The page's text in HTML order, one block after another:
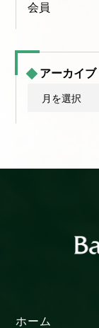
会員
アーカイブ
ブ
ホーム